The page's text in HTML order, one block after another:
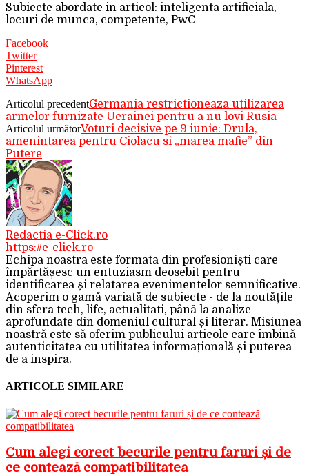
Subiecte abordate in articol: inteligenta artificiala,
locuri de munca, competente, PwC
Facebook
Twitter
Pinterest
WhatsApp
Articolul precedentGermania restrictioneaza utilizarea
armelor furnizate Ucrainei pentru a nu lovi Rusia
Articolul următorVoturi decisive pe 9 iunie: Drula,
amenintarea pentru Ciolacu si „marea mafie” din
Putere
Redactia e-Click.ro
https://e-click.ro
Echipa noastra este formata din profesioniști care
împărtășesc un entuziasm deosebit pentru
identificarea și relatarea evenimentelor semnificative.
Acoperim o gamă variată de subiecte - de la noutățile
din sfera tech, life, actualitati, până la analize
aprofundate din domeniul cultural și literar. Misiunea
noastră este să oferim publicului articole care îmbină
autenticitatea cu utilitatea informațională și puterea
de a inspira.
ARTICOLE SIMILARE
Cum alegi corect becurile pentru faruri și de
ce contează compatibilitatea